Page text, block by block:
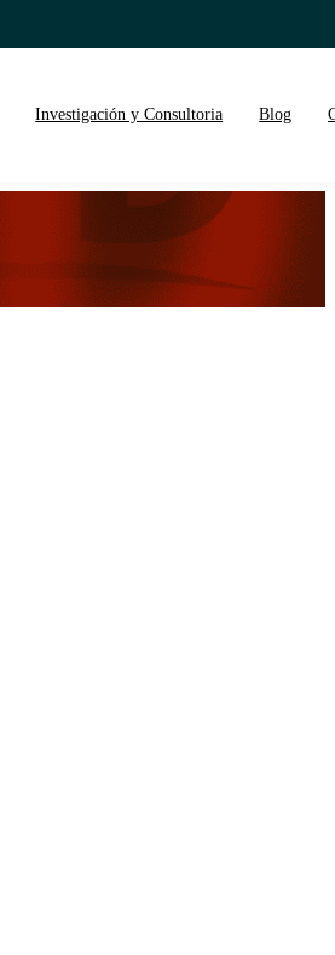
Investigación y Consultoria Blog